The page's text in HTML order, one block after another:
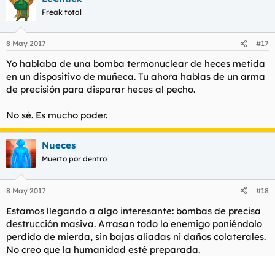
c
e
:
Freak total
8 May 2017 #17
Yo hablaba de una bomba termonuclear de heces metida
en un dispositivo de muñeca. Tu ahora hablas de un arma
de precisión para disparar heces al pecho.
No sé. Es mucho poder.
Nueces
Muerto por dentro
8 May 2017 #18
Estamos llegando a algo interesante: bombas de precisa
destrucción masiva. Arrasan todo lo enemigo poniéndolo
perdido de mierda, sin bajas aliadas ni daños colaterales.
No creo que la humanidad esté preparada.